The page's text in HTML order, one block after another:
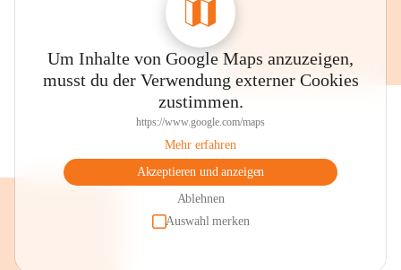
Um Inhalte von Google Maps anzuzeigen,
musst du der Verwendung externer Cookies
zustimmen.
https://www.google.com/maps
Mehr erfahren
Akzeptieren und anzeigen
Ablehnen
Auswahl merken